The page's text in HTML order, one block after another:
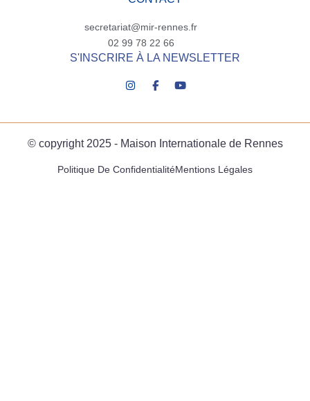
secretariat@mir-rennes.fr
02 99 78 22 66
S'INSCRIRE À LA NEWSLETTER
© copyright 2025 - Maison Internationale de Rennes
Politique De ConfidentialitéMentions Légales